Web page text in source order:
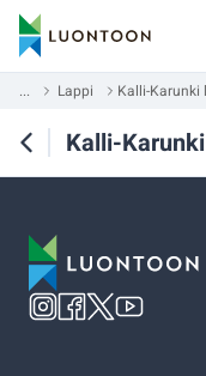
... Lappi Kalli-Karunki
Kalli-